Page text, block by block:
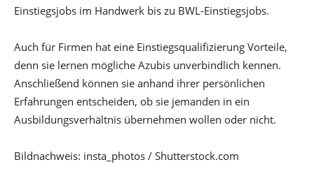
Einstiegsjobs im Handwerk bis zu BWL-Einstiegsjobs.
Auch für Firmen hat eine Einstiegsqualifizierung Vorteile,
denn sie lernen mögliche Azubis unverbindlich kennen.
Anschließend können sie anhand ihrer persönlichen
Erfahrungen entscheiden, ob sie jemanden in ein
Ausbildungsverhältnis übernehmen wollen oder nicht.
Bildnachweis: insta_photos / Shutterstock.com